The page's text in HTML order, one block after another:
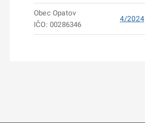
Obec Opatov
IČO: 00286346
4/2024